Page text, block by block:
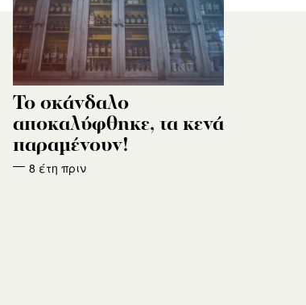
Το σκάνδαλο
αποκαλύφθηκε, τα κενά
παραμένουν!
8 έτη πριν